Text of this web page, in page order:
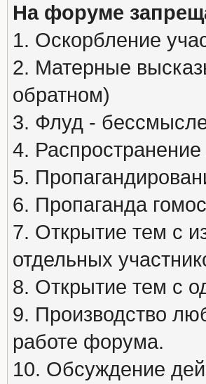
На форуме
1. Оскорбление
2. Матерные
обратном)
3. Флуд -
4.
5.
6. Пропаганда
7. Открытие тем с
отдельных
8. Открытие тем с
9. Производство
работе форума.
10. Обсуждение